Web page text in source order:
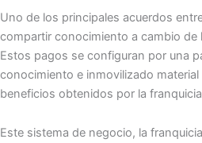
Uno de los principales acuerdos
compartir conocimiento a cambio de
Estos pagos se configuran por una
conocimiento e inmovilizado
beneficios obtenidos por la
Este sistema de negocio, la